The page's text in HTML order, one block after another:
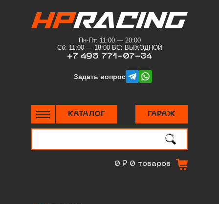
Пн-Пт: 11:00 — 20:00
Сб: 11:00 — 18:00 ВС: ВЫХОДНОЙ
+7 495 771-07-34
Задать вопросtelegramwhatsapp
КАТАЛОГ ГАРАЖ
0 ₽ 0 товаров